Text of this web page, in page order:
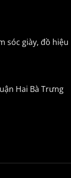
sóc giày, đồ hiệu
Hai Bà Trưng